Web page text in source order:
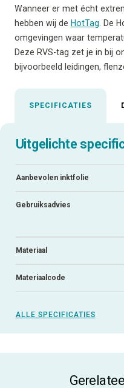
Wanneer er met écht
hebben wij de HotTag . De
omgevingen waar
Deze RVS-tag zet je in bij
bijvoorbeeld leidingen,
SPECIFICATIES
Uitgelichte
Aanbevolen inktfolie
Gebruiksadvies
Materiaal
Materiaalcode
ALLE SPECIFICATIES